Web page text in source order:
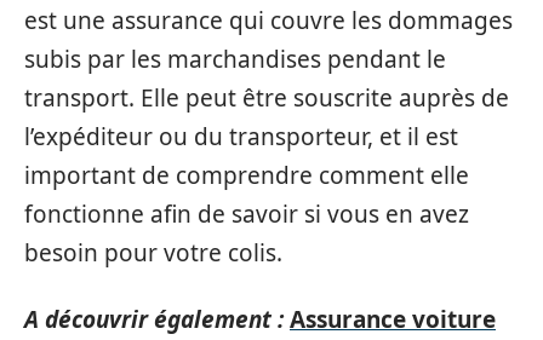
est une assurance qui couvre les dommages
subis par les marchandises pendant le
transport. Elle peut être souscrite auprès de
l’expéditeur ou du transporteur, et il est
important de comprendre comment elle
fonctionne afin de savoir si vous en avez
besoin pour votre colis.
A découvrir également :Assurance voiture